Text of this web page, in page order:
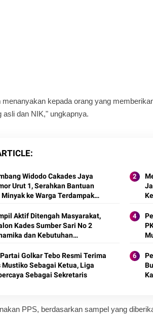
kepada orang yang
asli dan NIK," ungkapnya.
Widodo Cakades Jaya
Urut 1, Serahkan Bantuan
ke Warga Terdampak
Aktif Ditengah Masyarakat,
Kades Sumber Sari No 2
dan Kebutuhan
Golkar Tebo Resmi Terima
Mustiko Sebagai Ketua, Liga
Sebagai Sekretaris
PPS, berdasarkan sampel yang